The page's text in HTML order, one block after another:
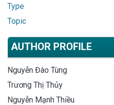
Type
Topic
AUTHOR PROFILE
Nguyễn Đào Tùng
Trương Thị Thủy
Nguyễn Mạnh Thiều